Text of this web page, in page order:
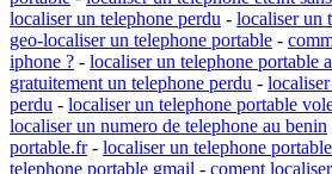
localiser un telephone perdu - localiser un
geo-localiser un telephone portable -
iphone ? - localiser un telephone portable
gratuitement un telephone perdu -
perdu - localiser un telephone portable
localiser un numero de telephone au benin
portable.fr- localiser un telephone
telephone portable gmail - coment